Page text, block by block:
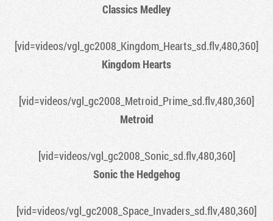
Classics Medley
[vid=videos/vgl_gc2008_Kingdom_Hearts_sd.flv,480,360]
Kingdom Hearts
[vid=videos/vgl_gc2008_Metroid_Prime_sd.flv,480,360]
Metroid
[vid=videos/vgl_gc2008_Sonic_sd.flv,480,360]
Sonic the Hedgehog
[vid=videos/vgl_gc2008_Space_Invaders_sd.flv,480,360]